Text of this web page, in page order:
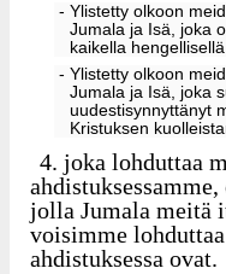
- Ylistetty olkoon
Jumala ja Isä, joka
kaikella
- Ylistetty olkoon
Jumala ja Isä, joka
uudestisynnyttänyt
Kristuksen
4. joka lohduttaa
jolla Jumala meitä
voisimme
ahdistuksessa ovat.